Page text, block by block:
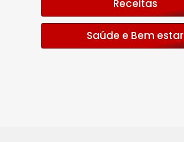
Receitas
Saúde e Bem estar